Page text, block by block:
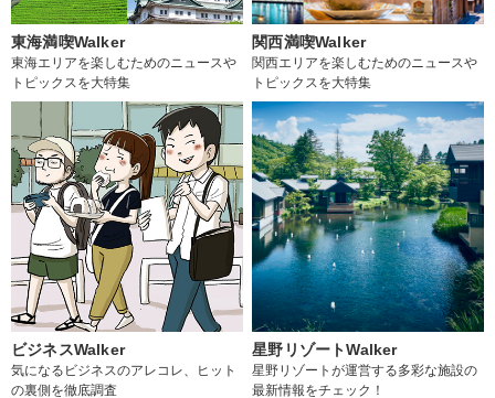
東海満喫Walker
東海エリアを楽しむためのニュースや
トピックスを大特集
関西満喫Walker
関西エリアを楽しむためのニュースや
トピックスを大特集
ビジネスWalker
気になるビジネスのアレコレ、ヒット
の裏側を徹底調査
星野リゾートWalker
星野リゾートが運営する多彩な施設の
最新情報をチェック！